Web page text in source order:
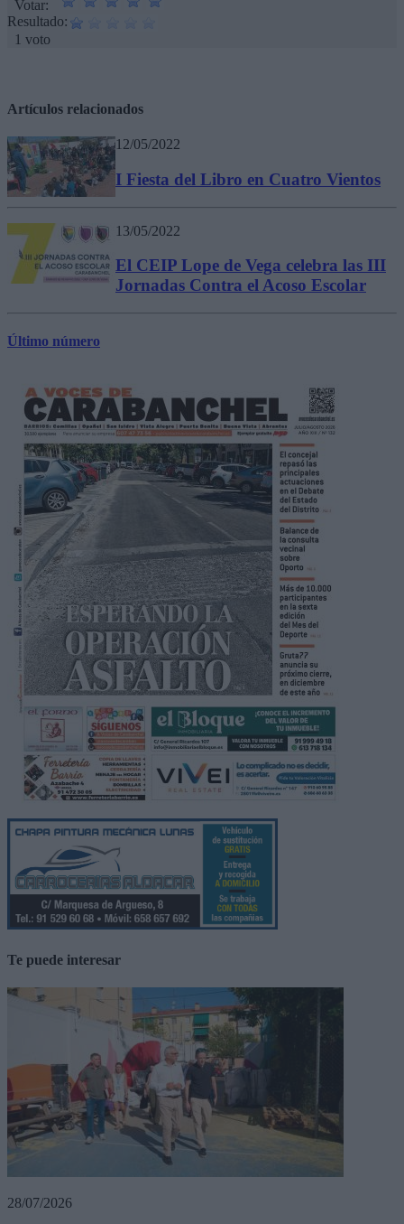
Votar:
Resultado:
1 voto
Artículos relacionados
12/05/2022
I Fiesta del Libro en Cuatro Vientos
13/05/2022
El CEIP Lope de Vega celebra las III
Jornadas Contra el Acoso Escolar
Último número
Te puede interesar
28/07/2026